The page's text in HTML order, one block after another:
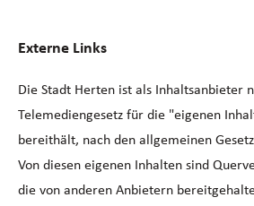
Externe Links
Die Stadt Herten ist als Inhaltsanbieter
Telemediengesetz für die "eigenen
bereithält, nach den allgemeinen
Von diesen eigenen Inhalten sind
die von anderen Anbietern